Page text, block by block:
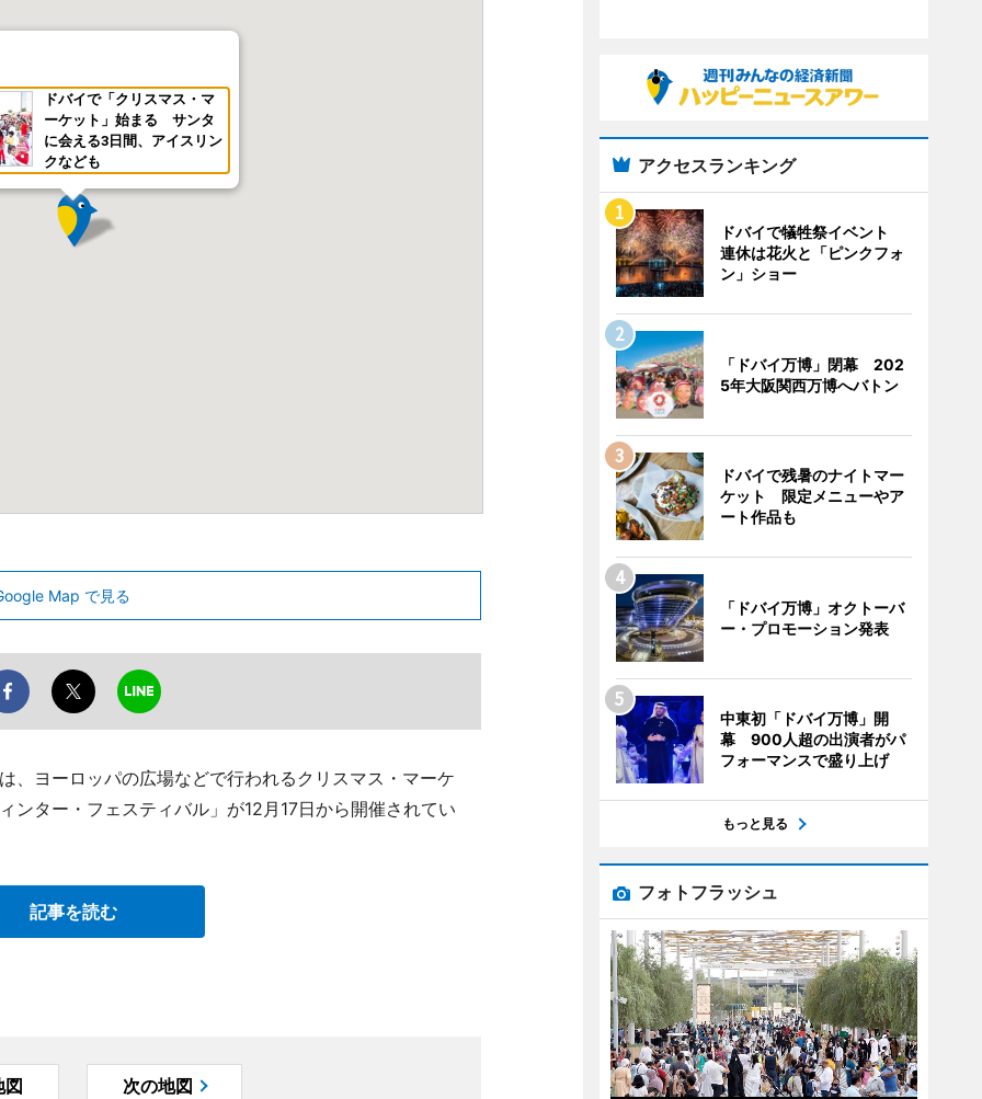
ドバイで「クリスマス・マ
ーケット」始まる サンタ
に会える3日間、アイスリン
クなども
Map で見る
、ヨーロッパの広場などで行われるクリスマス・マーケ
ンター・フェスティバル」が12月17日から開催されてい
記事を読む
図 次の地図
アクセスランキング
ドバイで犠牲祭イベント
連休は花火と「ピンクフォ
ン」ショー
「ドバイ万博」閉幕 202
5年大阪関西万博へバトン
ドバイで残暑のナイトマー
ケット 限定メニューやア
ート作品も
「ドバイ万博」オクトーバ
ー・プロモーション発表
中東初「ドバイ万博」開
幕 900人超の出演者がパ
フォーマンスで盛り上げ
もっと見る
フォトフラッシュ